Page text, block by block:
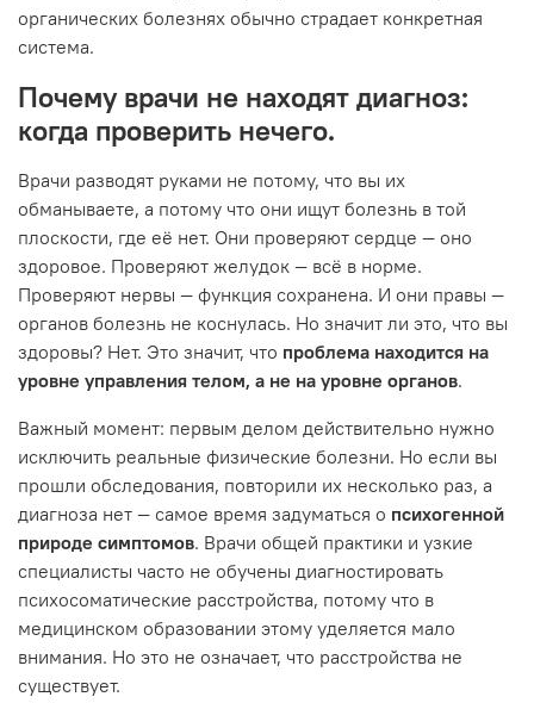
органических болезнях обычно страдает конкретная
система.
Почему врачи не находят диагноз:
когда проверить нечего.
Врачи разводят руками не потому, что вы их
обманываете, а потому что они ищут болезнь в той
плоскости, где её нет. Они проверяют сердце — оно
здоровое. Проверяют желудок — всё в норме.
Проверяют нервы — функция сохранена. И они правы —
органов болезнь не коснулась. Но значит ли это, что вы
здоровы? Нет. Это значит, что проблема находится на
уровне управления телом, а не на уровне органов.
Важный момент: первым делом действительно нужно
исключить реальные физические болезни. Но если вы
прошли обследования, повторили их несколько раз, а
диагноза нет — самое время задуматься о психогенной
природе симптомов. Врачи общей практики и узкие
специалисты часто не обучены диагностировать
психосоматические расстройства, потому что в
медицинском образовании этому уделяется мало
внимания. Но это не означает, что расстройства не
существует.